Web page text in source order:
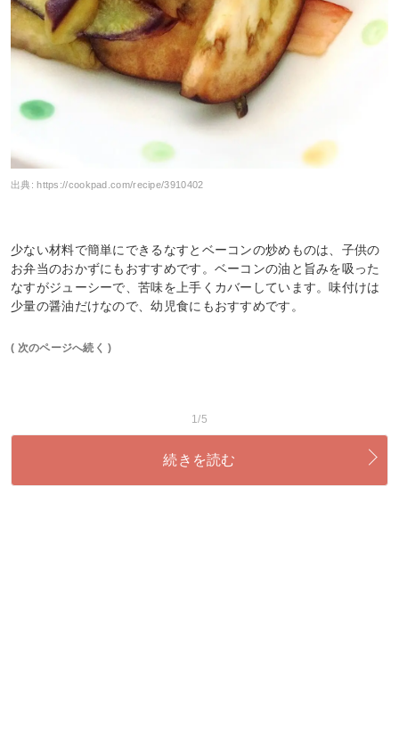
出典:https://cookpad.com/recipe/3910402
少ない材料で簡単にできるなすとベーコンの炒めものは、子供の
お弁当のおかずにもおすすめです。ベーコンの油と旨みを吸った
なすがジューシーで、苦味を上手くカバーしています。味付けは
少量の醤油だけなので、幼児食にもおすすめです。
( 次のページへ続く )
1/5
続きを読む